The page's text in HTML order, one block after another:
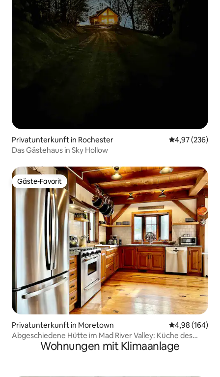
Privatunterkunft in Rochester
4,97 (236)
Das Gästehaus in Sky Hollow
Gäste-Favorit
Gäste-Favorit
Privatunterkunft in Moretown
4,98 (164)
Abgeschiedene Hütte im Mad River Valley: Küche des
Wohnungen mit Klimaanlage